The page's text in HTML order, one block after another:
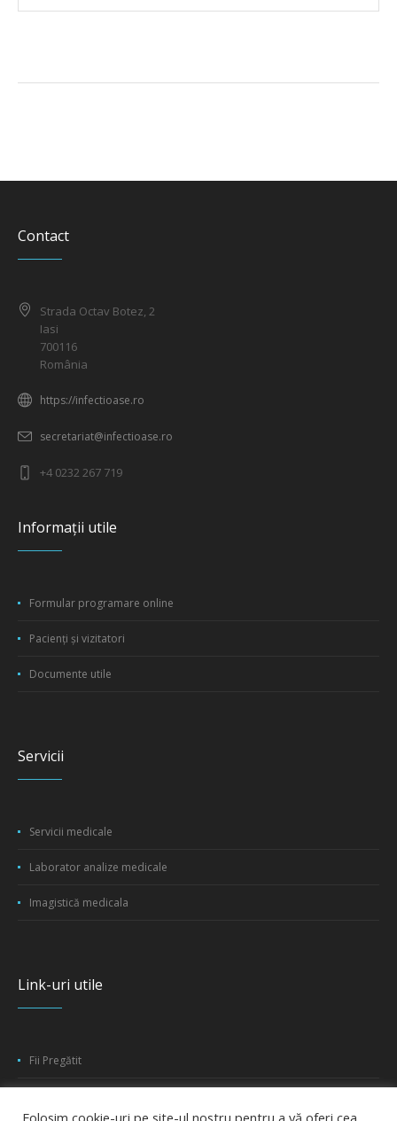
Contact
Strada Octav Botez, 2
Iasi
700116
România
https://infectioase.ro
secretariat@infectioase.ro
+4 0232 267 719
Informații utile
Formular programare online
Pacienți și vizitatori
Documente utile
Servicii
Servicii medicale
Laborator analize medicale
Imagistică medicala
Link-uri utile
Fii Pregătit
Folosim cookie-uri pe site-ul nostru pentru a vă oferi cea